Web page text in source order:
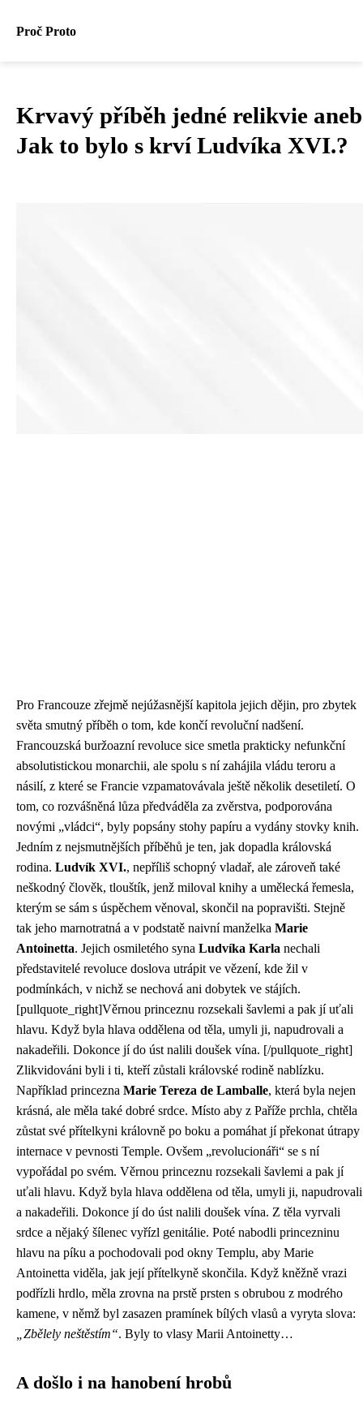
Proč Proto
Krvavý příběh jedné relikvie aneb
Jak to bylo s krví Ludvíka XVI.?
Pro Francouze zřejmě nejúžasnější kapitola jejich dějin, pro zbytek
světa smutný příběh o tom, kde končí revoluční nadšení.
Francouzská buržoazní revoluce sice smetla prakticky nefunkční
absolutistickou monarchii, ale spolu s ní zahájila vládu teroru a
násilí, z které se Francie vzpamatovávala ještě několik desetiletí. O
tom, co rozvášněná lůza předváděla za zvěrstva, podporována
novými „vládci“, byly popsány stohy papíru a vydány stovky knih.
Jedním z nejsmutnějších příběhů je ten, jak dopadla královská
rodina. Ludvík XVI., nepříliš schopný vladař, ale zároveň také
neškodný člověk, tlouštík, jenž miloval knihy a umělecká řemesla,
kterým se sám s úspěchem věnoval, skončil na popravišti. Stejně
tak jeho marnotratná a v podstatě naivní manželka Marie
Antoinetta. Jejich osmiletého syna Ludvíka Karla nechali
představitelé revoluce doslova utrápit ve vězení, kde žil v
podmínkách, v nichž se nechová ani dobytek ve stájích.
[pullquote_right]Věrnou princeznu rozsekali šavlemi a pak jí uťali
hlavu. Když byla hlava oddělena od těla, umyli ji, napudrovali a
nakadeřili. Dokonce jí do úst nalili doušek vína. [/pullquote_right]
Zlikvidováni byli i ti, kteří zůstali královské rodině nablízku.
Například princezna Marie Tereza de Lamballe, která byla nejen
krásná, ale měla také dobré srdce. Místo aby z Paříže prchla, chtěla
zůstat své přítelkyni královně po boku a pomáhat jí překonat útrapy
internace v pevnosti Temple. Ovšem „revolucionáři“ se s ní
vypořádal po svém. Věrnou princeznu rozsekali šavlemi a pak jí
uťali hlavu. Když byla hlava oddělena od těla, umyli ji, napudrovali
a nakadeřili. Dokonce jí do úst nalili doušek vína. Z těla vyrvali
srdce a nějaký šílenec vyřízl genitálie. Poté nabodli princezninu
hlavu na píku a pochodovali pod okny Templu, aby Marie
Antoinetta viděla, jak její přítelkyně skončila. Když kněžně vrazi
podřízli hrdlo, měla zrovna na prstě prsten s obrubou z modrého
kamene, v němž byl zasazen pramínek bílých vlasů a vyryta slova:
„Zbělely neštěstím“. Byly to vlasy Marii Antoinetty…
A došlo i na hanobení hrobů